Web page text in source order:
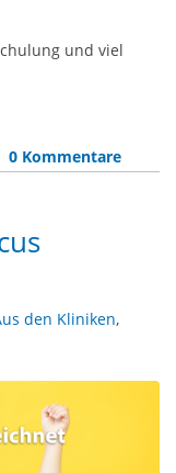
und viel
0 Kommentare
den Kliniken,